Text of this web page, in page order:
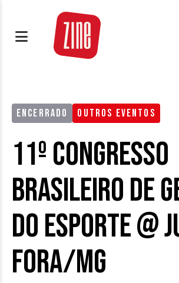
ENCERRADO OUTROS EVENTOS
11º Congresso
Brasileiro de
do Esporte @
Fora/MG